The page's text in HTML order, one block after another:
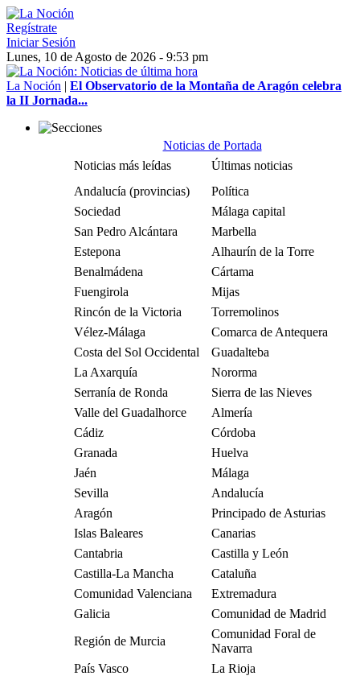
Regístrate
Iniciar Sesión
Lunes, 10 de Agosto de 2026 - 9:53 pm
La Noción | El Observatorio de la Montaña de Aragón celebra
la II Jornada...
Noticias de Portada
Noticias más leídas
Últimas noticias
Andalucía (provincias)
Política
Sociedad
Málaga capital
San Pedro Alcántara
Marbella
Estepona
Alhaurín de la Torre
Benalmádena
Cártama
Fuengirola
Mijas
Rincón de la Victoria
Torremolinos
Vélez-Málaga
Comarca de Antequera
Costa del Sol Occidental
Guadalteba
La Axarquía
Nororma
Serranía de Ronda
Sierra de las Nieves
Valle del Guadalhorce
Almería
Cádiz
Córdoba
Granada
Huelva
Jaén
Málaga
Sevilla
Andalucía
Aragón
Principado de Asturias
Islas Baleares
Canarias
Cantabria
Castilla y León
Castilla-La Mancha
Cataluña
Comunidad Valenciana
Extremadura
Galicia
Comunidad de Madrid
Región de Murcia
Comunidad Foral de
Navarra
País Vasco
La Rioja